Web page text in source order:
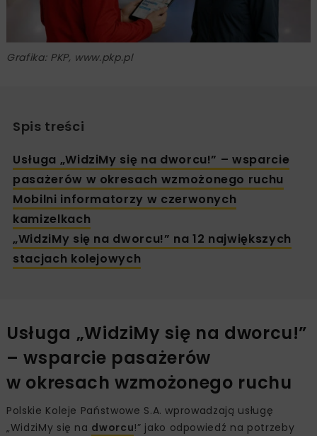
Grafika: PKP, www.pkp.pl
Spis treści
Usługa „WidziMy się na dworcu!” – wsparcie
pasażerów w okresach wzmożonego ruchu
Mobilni informatorzy w czerwonych
kamizelkach
„WidziMy się na dworcu!” na 12 największych
stacjach kolejowych
Usługa „WidziMy się na dworcu!”
– wsparcie pasażerów
w okresach wzmożonego ruchu
Polskie Koleje Państwowe S.A. wprowadzają usługę
„WidziMy się na dworcu!” jako odpowiedź na potrzeby